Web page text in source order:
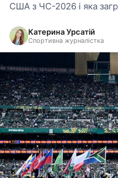
США з ЧС-2026 і яка
Катерина Урсатій
Спортивна журналістка